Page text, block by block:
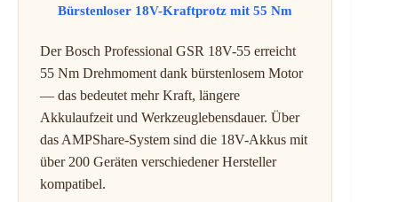
Bürstenloser 18V-Kraftprotz mit 55 Nm
Der Bosch Professional GSR 18V-55 erreicht
55 Nm Drehmoment dank bürstenlosem Motor
— das bedeutet mehr Kraft, längere
Akkulaufzeit und Werkzeuglebensdauer. Über
das AMPShare-System sind die 18V-Akkus mit
über 200 Geräten verschiedener Hersteller
kompatibel.